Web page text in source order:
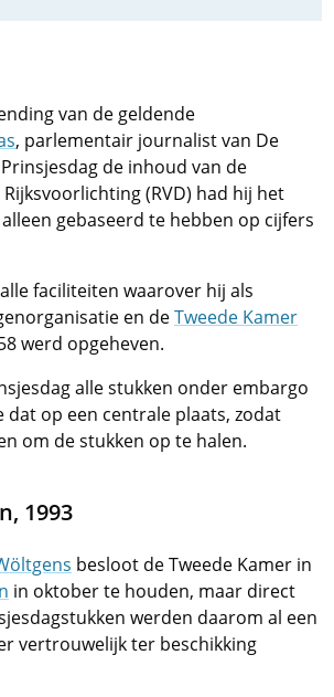
van de geldende
, parlementair journalist van De
de inhoud van de
Rijksvoorlichting (RVD) had hij het
gebaseerd te hebben op cijfers
faciliteiten waarover hij als
en deTweede Kamer
werd opgeheven.
alle stukken onder embargo
op een centrale plaats, zodat
om de stukken op te halen.
1993
besloot de Tweede Kamer in
in oktober te houden, maar direct
werden daarom al een
vertrouwelijk ter beschikking